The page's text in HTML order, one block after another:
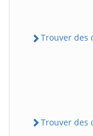
Trouver des
Trouver des